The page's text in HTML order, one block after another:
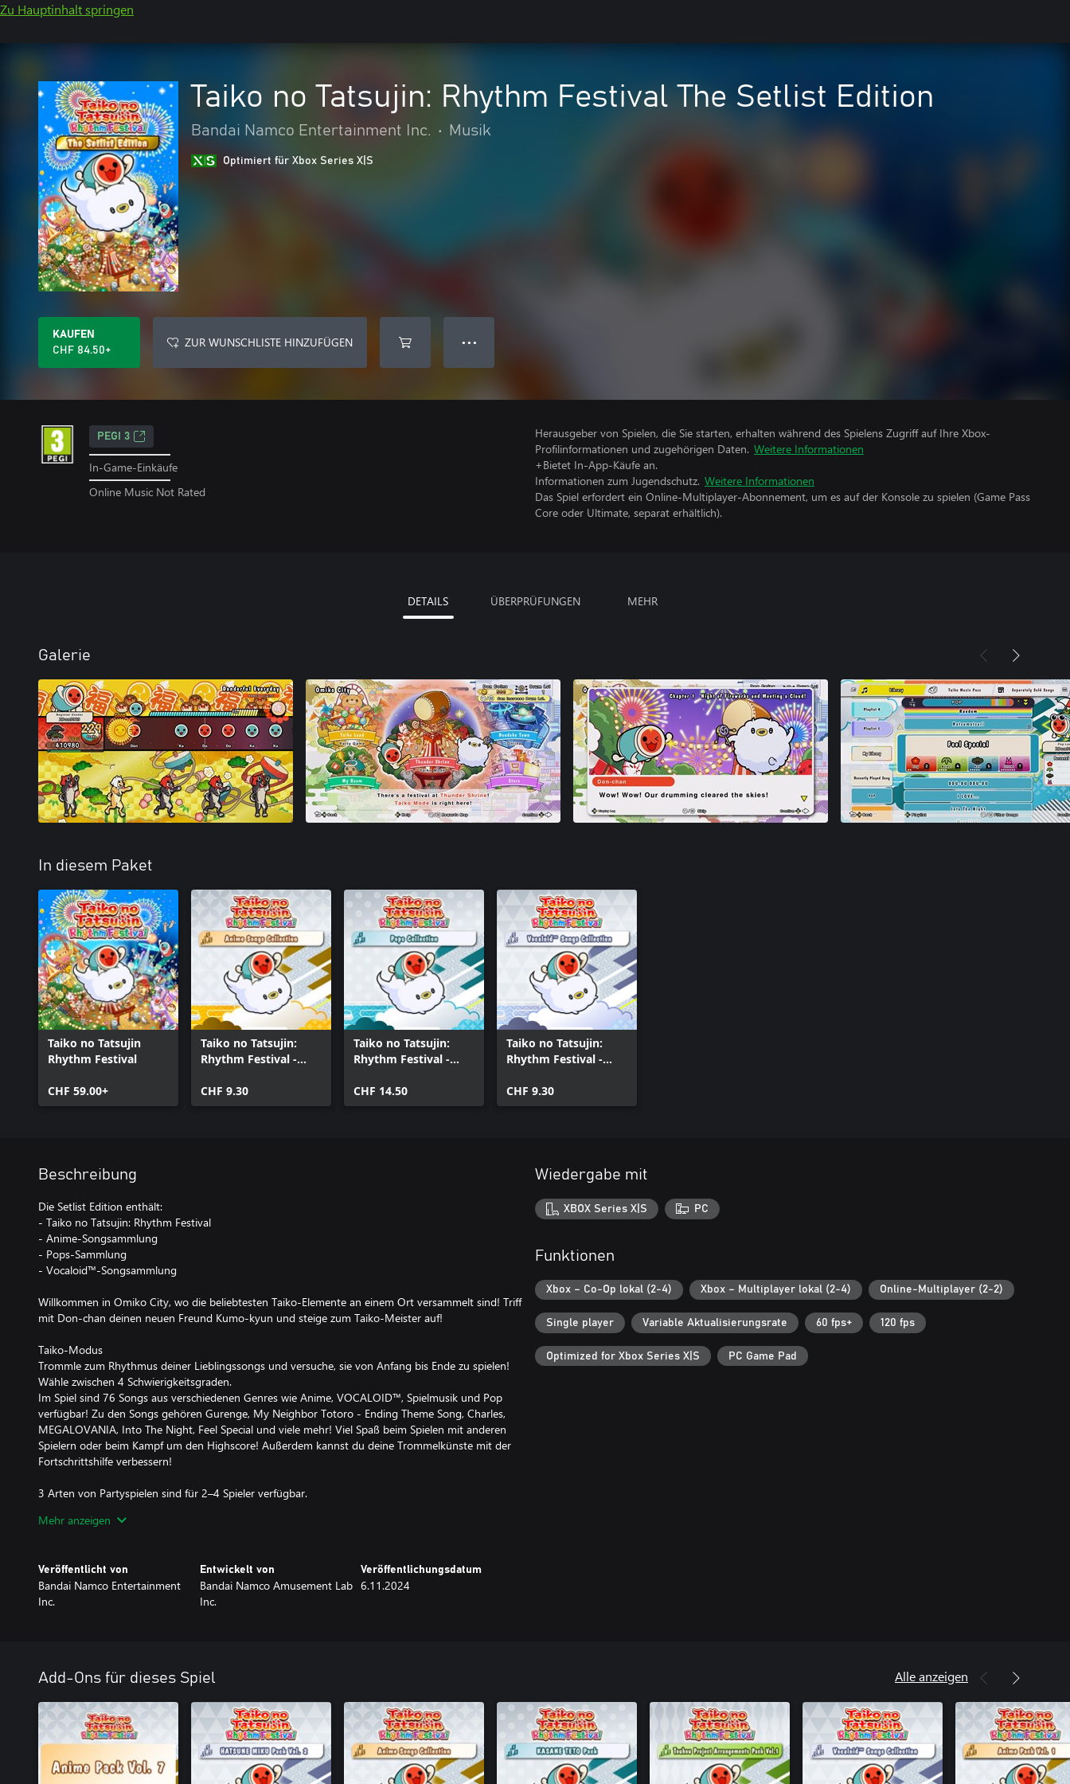
Zu Hauptinhalt springen
Taiko no Tatsujin: Rhythm Festival The Setlist Edition
Bandai Namco Entertainment Inc. • Musik
Optimiert für Xbox Series X|S
KAUFEN
CHF 84.50+
ZUR WUNSCHLISTE HINZUFÜGEN ● ● ●
PEGI 3
In-Game-Einkäufe
Online Music Not Rated
Herausgeber von Spielen, die Sie starten, erhalten während des Spielens Zugriff auf Ihre Xbox-
Profilinformationen und zugehörigen Daten. Weitere Informationen
+Bietet In-App-Käufe an.
Informationen zum Jugendschutz. Weitere Informationen
Das Spiel erfordert ein Online-Multiplayer-Abonnement, um es auf der Konsole zu spielen (Game Pass
Core oder Ultimate, separat erhältlich).
DETAILS ÜBERPRÜFUNGEN MEHR
Galerie
In diesem Paket
Taiko no Tatsujin
Rhythm Festival
CHF 59.00+
Taiko no Tatsujin:
Rhythm Festival -
Collection
CHF 9.30
Taiko no Tatsujin:
Rhythm Festival -
CHF 14.50
Taiko no Tatsujin:
Rhythm Festival -
Collection
CHF 9.30
Beschreibung
Die Setlist Edition enthält:
- Taiko no Tatsujin: Rhythm Festival
- Anime-Songsammlung
- Pops-Sammlung
- Vocaloid™-Songsammlung
Willkommen in Omiko City, wo die beliebtesten Taiko-Elemente an einem Ort versammelt sind! Triff
mit Don-chan deinen neuen Freund Kumo-kyun und steige zum Taiko-Meister auf!
Taiko-Modus
Trommle zum Rhythmus deiner Lieblingssongs und versuche, sie von Anfang bis Ende zu spielen!
Wähle zwischen 4 Schwierigkeitsgraden.
Im Spiel sind 76 Songs aus verschiedenen Genres wie Anime, VOCALOID™, Spielmusik und Pop
verfügbar! Zu den Songs gehören Gurenge, My Neighbor Totoro - Ending Theme Song, Charles,
MEGALOVANIA, Into The Night, Feel Special und viele mehr! Viel Spaß beim Spielen mit anderen
Spielern oder beim Kampf um den Highscore! Außerdem kannst du deine Trommelkünste mit der
Fortschrittshilfe verbessern!
3 Arten von Partyspielen sind für 2–4 Spieler verfügbar.
Spiele zu Liedern und setze Spielzeuge ein, um die Spielzeuge deines Gegners zu besiegen und dir
Arbeitet als Vierergruppen zusammen, um erfolgreiche Konzerte zu absolvieren!
- Lauf!-Ninja-Dojo
Werde zum Ninja und absolviere mit bis zu 4 anderen Spielern Rennen! Meistere mehrere
- Online-Ranglisten-Partie
Fordere Spieler aus aller Welt heraus und erreiche die Spitzenränge!
- Raum-Partie
Spiele ungezwungen mit Freunden und Spielern aus aller Welt in Taiko-Modus und Großer
Trommelspielzeugkrieg!
Ob du allein oder mit Freunden spielst, wir wünschen dir viel Spaß!
Mehr anzeigen
Veröffentlicht von
Bandai Namco Entertainment
Inc.
Entwickelt von
Bandai Namco Amusement Lab
Inc.
Veröffentlichungsdatum
6.11.2024
Wiedergabe mit
XBOX Series X|S PC
Funktionen
Xbox – Co-Op lokal (2-4) Xbox – Multiplayer lokal (2-4) Online-Multiplayer (2-2)
Single player Variable Aktualisierungsrate 60 fps+ 120 fps
Optimized for Xbox Series X|S PC Game Pad
Add-Ons für dieses Spiel Alle anzeigen